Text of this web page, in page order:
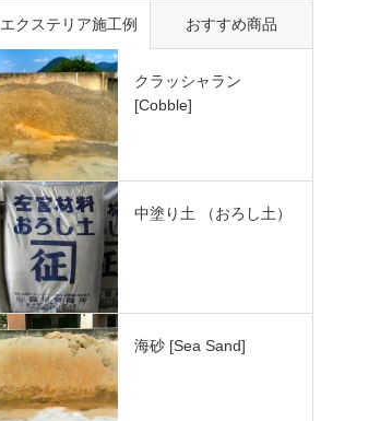
エクステリア施工例 おすすめ商品
クラッシャラン
[Cobble]
中塗り土 （おろし土）
海砂 [Sea Sand]